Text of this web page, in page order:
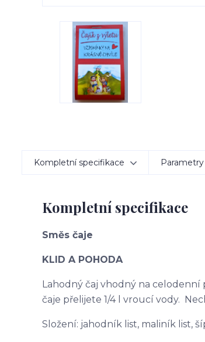
Kompletní specifikace Parametry
Kompletní specifikace
Směs čaje
KLID A POHODA
Lahodný čaj vhodný na celodenní
čaje přelijete 1/4 l vroucí vody.
Složení: jahodník list, maliník list,